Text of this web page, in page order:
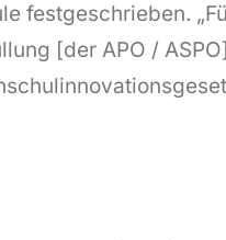
festgeschrieben.
[der APO /